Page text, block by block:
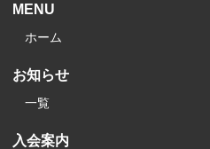
MENU
ホーム
お知らせ
一覧
入会案内